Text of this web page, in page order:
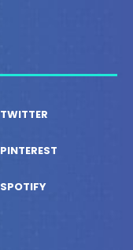
TWITTER
PINTEREST
SPOTIFY